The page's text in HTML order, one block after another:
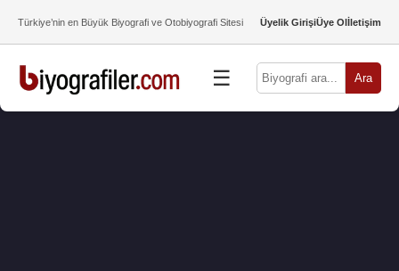
Türkiye’nin en Büyük Biyografi ve Otobiyografi Sitesi Üyelik GirişiÜye Olİletişim
☰ Ara